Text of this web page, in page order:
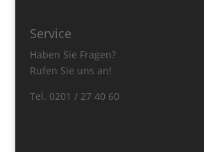
Service
Haben Sie Fragen?
Rufen Sie uns an!
Tel. 0201 / 27 40 60